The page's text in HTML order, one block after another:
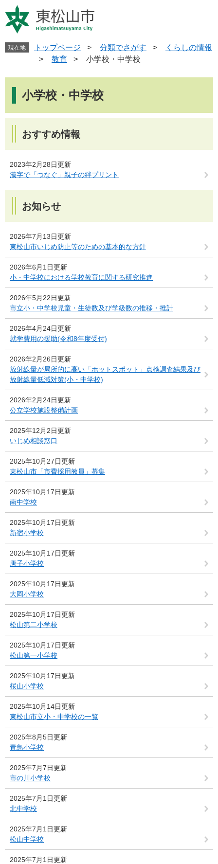
ー
ジ
す
ニ
ュ
し
へ
現在地 トップページ > 分類でさがす >
くらしの情報
>
教育 > 小学校・中学校
小学校・中学校
おすすめ情報
2023年2月28日更新
漢字で「つなぐ」親子の絆プリント
お知らせ
2026年7月13日更新
東松山市いじめ防止等のための基本的な方針
2026年6月1日更新
小・中学校における学校教育に関する研究推進
2026年5月22日更新
市立小・中学校児童・生徒数及び学級数の推移・推計
2026年4月24日更新
就学費用の援助(令和8年度受付)
2026年2月26日更新
放射線量が局所的に高い「ホットスポット」点検調査結果及び
放射線量低減対策(小・中学校)
2026年2月24日更新
公立学校施設整備計画
2025年12月2日更新
いじめ相談窓口
2025年10月27日更新
東松山市「市費採用教員」募集
2025年10月17日更新
南中学校
2025年10月17日更新
新宿小学校
2025年10月17日更新
唐子小学校
2025年10月17日更新
大岡小学校
2025年10月17日更新
松山第二小学校
2025年10月17日更新
松山第一小学校
2025年10月17日更新
桜山小学校
2025年10月14日更新
東松山市立小・中学校の一覧
2025年8月5日更新
青鳥小学校
2025年7月7日更新
市の川小学校
2025年7月1日更新
北中学校
2025年7月1日更新
松山中学校
2025年7月1日更新